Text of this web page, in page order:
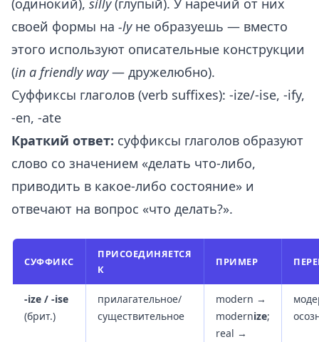
(одинокий), silly(глупый). У наречий от них
своей формы на -lyне образуешь — вместо
этого используют описательные конструкции
(in a friendly way— дружелюбно).
Суффиксы глаголов (verb suffixes): -ize/-ise, -ify,
-en, -ate
Краткий ответ: суффиксы глаголов образуют
слово со значением «делать что-либо,
приводить в какое-либо состояние» и
отвечают на вопрос «что делать?».
СУФФИКС
ПРИСОЕДИНЯЕТСЯ
К
ПРИМЕР
-ize / -ise
(брит.)
прилагательное/
существительное
modern →
modernize;
real →